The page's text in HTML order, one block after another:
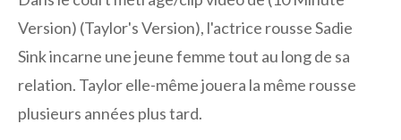
Version) (Taylor's Version), l'actrice rousse Sadie
Sink incarne une jeune femme tout au long de sa
relation. Taylor elle-même jouera la même rousse
plusieurs années plus tard.